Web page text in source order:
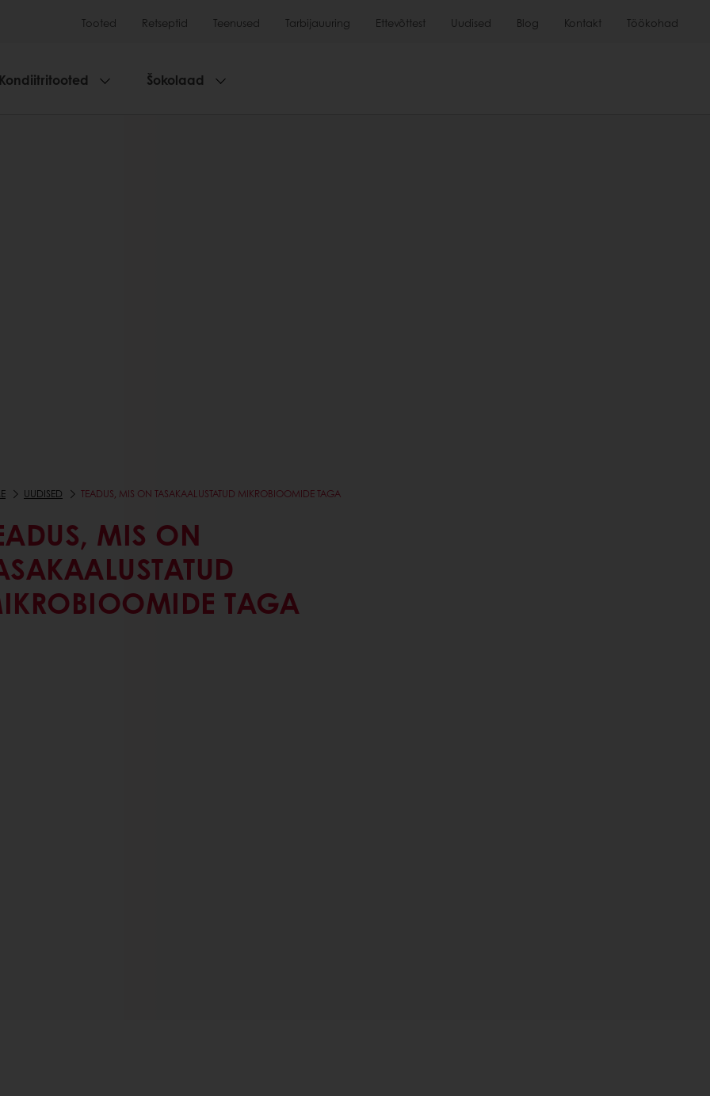
Tooted Retseptid Teenused Tarbijauuring Ettevõttest Uudised Blog Kontakt Töökohad
Kondiitritooted Šokolaad
UUDISED TEADUS, MIS ON TASAKAALUSTATUD MIKROBIOOMIDE TAGA
MIS ON
TAGA